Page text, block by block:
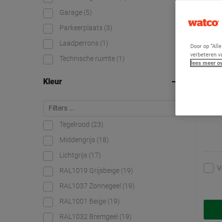
Garage (5)
Parkeerplaats (3)
Laadperrons (1)
Technische ruimte (1)
Kleur
Tegelrood (23)
Middengrijs (18)
Lichtgrijs (17)
RAL1019 Grijsbeige (19)
RAL1037 Zonnegeel (19)
RAL1001 Beige (19)
RAL1032 Bremgeel (19)
Door op
verbeteren
lees meer